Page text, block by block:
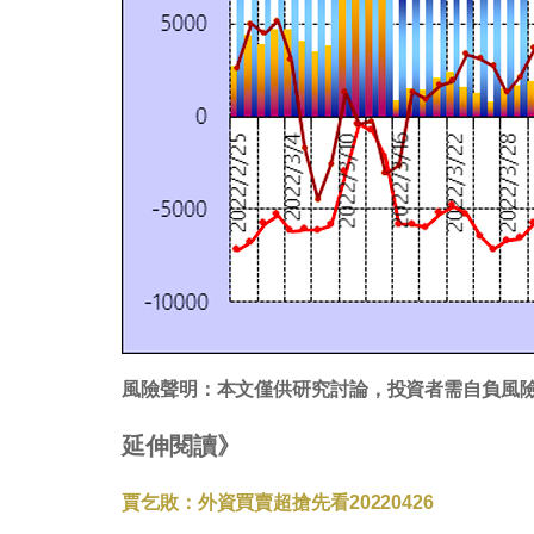
風險聲明：本文僅供研究討論，投資者需自負風
延伸閱讀》
賈乞敗：外資買賣超搶先看20220426